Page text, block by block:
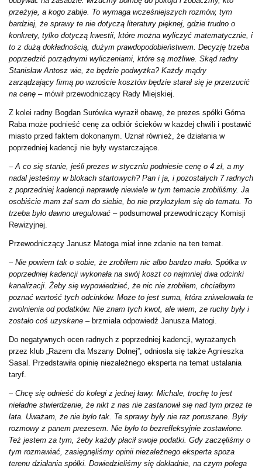
przeżyje, a kogo zabije. To wymaga wcześniejszych rozmów, tym
bardziej, że sprawy te nie dotyczą literatury pięknej, gdzie trudno o
konkrety, tylko dotyczą kwestii, które można wyliczyć matematycznie, i
to z dużą dokładnością, dużym prawdopodobieństwem. Decyzję trzeba
poprzedzić porządnymi wyliczeniami, które są możliwe. Skąd radny
Stanisław Antosz wie, że będzie podwyżka? Każdy mądry
zarządzający firmą po wzroście kosztów będzie starał się je przerzucić
na cenę – mówił przewodniczący Rady Miejskiej.
Z kolei radny Bogdan Surówka wyraził obawę, że prezes spółki Górna
Raba może podnieść cenę za odbiór ścieków w każdej chwili i postawić
miasto przed faktem dokonanym. Uznał również, że działania w
poprzedniej kadencji nie były wystarczające.
– A co się stanie, jeśli prezes w styczniu podniesie cenę o 4 zł, a my
nadal jesteśmy w blokach startowych? Pan i ja, i pozostałych 7 radnych
z poprzedniej kadencji naprawdę niewiele w tym temacie zrobiliśmy. Ja
osobiście mam żal sam do siebie, bo nie przyłożyłem się do tematu. To
trzeba było dawno uregulować – podsumował przewodniczący Komisji
Rewizyjnej.
Przewodniczący Janusz Matoga miał inne zdanie na ten temat.
– Nie powiem tak o sobie, że zrobiłem nic albo bardzo mało. Spółka w
poprzedniej kadencji wykonała na swój koszt co najmniej dwa odcinki
kanalizacji. Żeby się wypowiedzieć, że nic nie zrobiłem, chciałbym
poznać wartość tych odcinków. Może to jest suma, która zniwelowała te
zwolnienia od podatków. Nie znam tych kwot, ale wiem, ze ruchy były i
zostało coś uzyskane – brzmiała odpowiedź Janusza Matogi.
Do negatywnych ocen radnych z poprzedniej kadencji, wyrażanych
przez klub „Razem dla Mszany Dolnej”, odniosła się także Agnieszka
Sasal. Przedstawiła opinię niezależnego eksperta na temat ustalania
taryf.
– Chcę się odnieść do kolegi z jednej ławy. Michale, trochę to jest
nieładne stwierdzenie, że nikt z nas nie zastanowił się nad tym przez te
lata. Uważam, że nie było tak. Te sprawy były nie raz poruszane. Były
rozmowy z panem prezesem. Nie było to bezrefleksyjnie zostawione.
Też jestem za tym, żeby każdy płacił swoje podatki. Gdy zaczęliśmy o
tym rozmawiać, zasięgnęliśmy opinii niezależnego eksperta spoza
terenu działania spółki. Dowiedzieliśmy się dokładnie, na czym polega